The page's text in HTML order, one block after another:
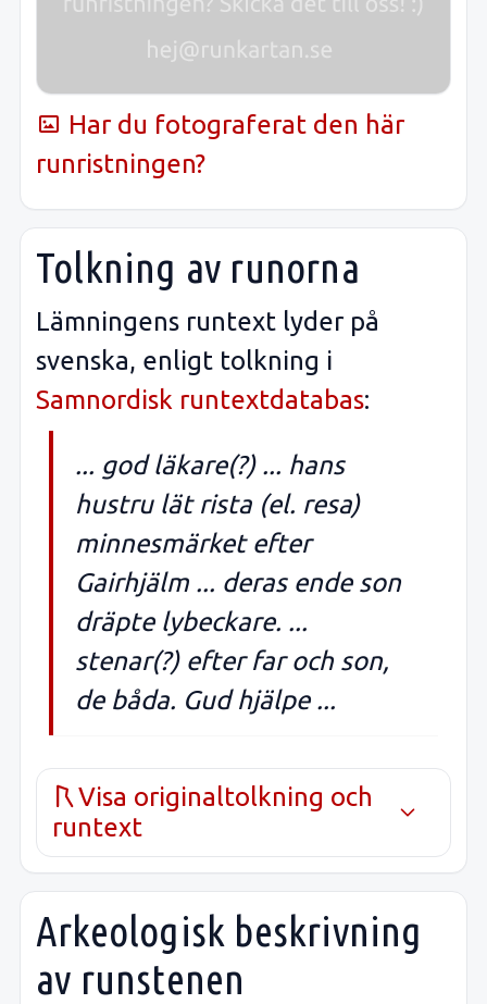
Har du fotograferat den här
runristningen?
Tolkning av runorna
Lämningens runtext lyder på
svenska, enligt tolkning i
Samnordisk runtextdatabas:
... god läkare(?) ... hans
hustru lät rista (el. resa)
minnesmärket efter
Gairhjälm ... deras ende son
dräpte lybeckare. ...
stenar(?) efter far och son,
de båda. Gud hjälpe ...
Visa originaltolkning och
runtext
Arkeologisk beskrivning
av runstenen